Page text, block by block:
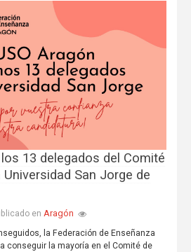
13 delegados del Comité
San Jorge de
en Aragón
la Federación de Enseñanza
conseguir la mayoría en el Comité de